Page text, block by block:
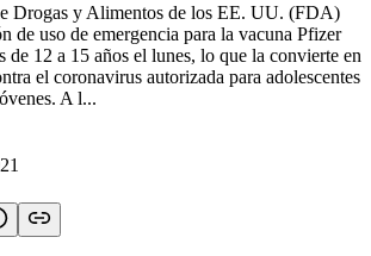
Drogas y Alimentos de los EE. UU. (FDA)
de uso de emergencia para la vacuna Pfizer
de 12 a 15 años el lunes, lo que la convierte en
el coronavirus autorizada para adolescentes
A l...